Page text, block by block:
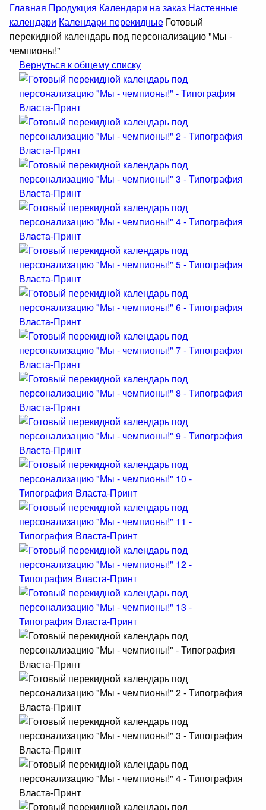
Главная Продукция Календари на заказ Настенные
календари Календари перекидные Готовый
перекидной календарь под персонализацию "Мы -
чемпионы!"
Вернуться к общему списку